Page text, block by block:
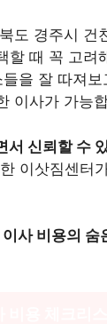
도 경주시 건
할 때 꼭 고려
을 잘 따져
이사가 가능
서 신뢰할 수
이삿짐센터
사 비용의 숨